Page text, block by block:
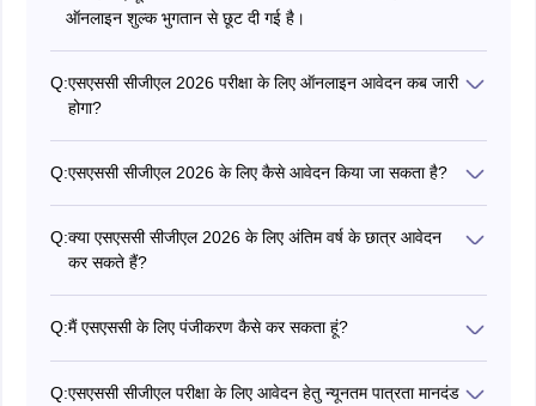
ऑनलाइन शुल्क भुगतान से छूट दी गई है।
Q:एसएससी सीजीएल 2026 परीक्षा के लिए ऑनलाइन आवेदन कब जारी
होगा?
आवेदन अंतिम तिथि 22 जून है।
Q:एसएससी सीजीएल 2026 के लिए कैसे आवेदन किया जा सकता है?
वेबसाइट पर जाकर पंजीकरण करना होता है और पूछे गए सभी विवरण भरने
होते हैं।
Q:क्या एसएससी सीजीएल 2026 के लिए अंतिम वर्ष के छात्र आवेदन
कर सकते हैं?
सकते हैं, हालांकि, योग्यता के लिए तय कट ऑफ डेट के बारे में जानने के
लिए उन्हें आधिकारिक अधिसूचना देखनी चाहिए।
Q:मैं एसएससी के लिए पंजीकरण कैसे कर सकता हूं?
Q:एसएससी सीजीएल परीक्षा के लिए आवेदन हेतु न्यूनतम पात्रता मानदंड